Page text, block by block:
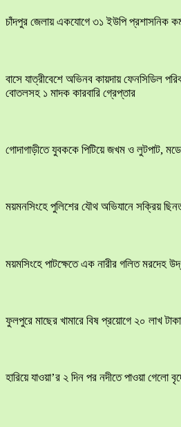
চাঁদপুর জেলায় একযোগে ৩১ ইউপি প্রশাসনিক
বাসে যাত্রীবেশে অভিনব কায়দায় ফেনসিডিল
বোতলসহ ১ মাদক কারবারি গ্রেপ্তার
​গোদাগাড়ীতে যুবককে পিটিয়ে জখম ও লুটপাট,
ময়মনসিংহে পুলিশের যৌথ অভিযানে সক্রিয়
ময়মসিংহে পাটক্ষেতে এক নারীর গলিত মরদেহ
ফুলপুরে মাছের খামারে বিষ প্রয়োগে ২০ লাখ
হারিয়ে যাওয়া’র ২ দিন পর নদীতে পাওয়া গেলো